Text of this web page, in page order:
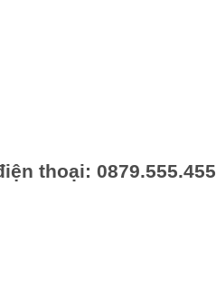
thoại: 0879.555.455